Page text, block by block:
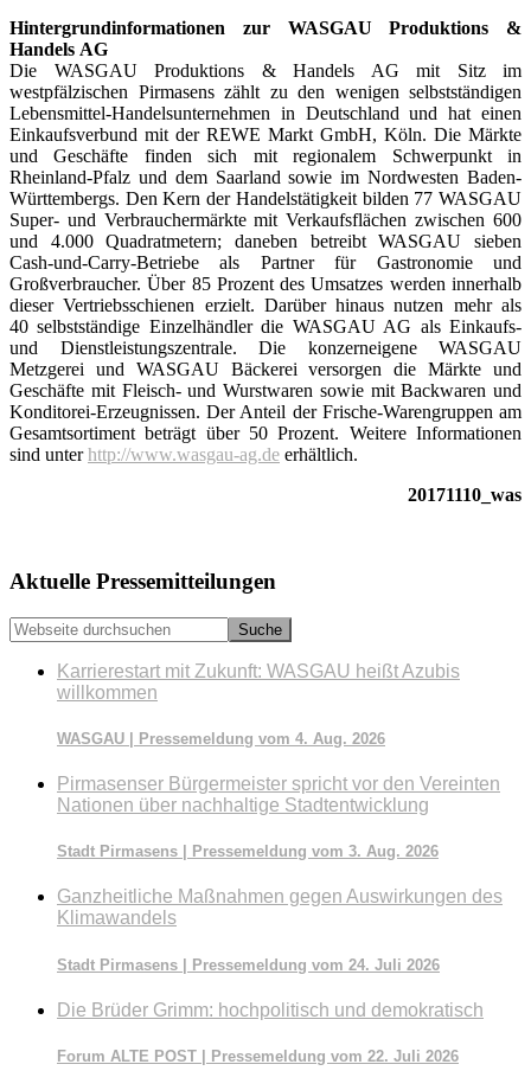
Hintergrundinformationen zur WASGAU Produktions &
Handels AG
Die WASGAU Produktions & Handels AG mit Sitz im
westpfälzischen Pirmasens zählt zu den wenigen selbstständigen
Lebensmittel-Handelsunternehmen in Deutschland und hat einen
Einkaufsverbund mit der REWE Markt GmbH, Köln. Die Märkte
und Geschäfte finden sich mit regionalem Schwerpunkt in
Rheinland-Pfalz und dem Saarland sowie im Nordwesten Baden-
Württembergs. Den Kern der Handelstätigkeit bilden 77 WASGAU
Super- und Verbrauchermärkte mit Verkaufsflächen zwischen 600
und 4.000 Quadratmetern; daneben betreibt WASGAU sieben
Cash-und-Carry-Betriebe als Partner für Gastronomie und
Großverbraucher. Über 85 Prozent des Umsatzes werden innerhalb
dieser Vertriebsschienen erzielt. Darüber hinaus nutzen mehr als
40 selbstständige Einzelhändler die WASGAU AG als Einkaufs-
und Dienstleistungszentrale. Die konzerneigene WASGAU
Metzgerei und WASGAU Bäckerei versorgen die Märkte und
Geschäfte mit Fleisch- und Wurstwaren sowie mit Backwaren und
Konditorei-Erzeugnissen. Der Anteil der Frische-Warengruppen am
Gesamtsortiment beträgt über 50 Prozent. Weitere Informationen
sind unterhttp://www.wasgau-ag.de erhältlich.
20171110_was
Seitenspalte
Aktuelle Pressemitteilungen
Webseite
durchsuchen
Karrierestart mit Zukunft: WASGAU heißt Azubis
willkommen
WASGAU | Pressemeldung vom 4. Aug. 2026
Pirmasenser Bürgermeister spricht vor den Vereinten
Nationen über nachhaltige Stadtentwicklung
Stadt Pirmasens | Pressemeldung vom 3. Aug. 2026
Ganzheitliche Maßnahmen gegen Auswirkungen des
Klimawandels
Stadt Pirmasens | Pressemeldung vom 24. Juli 2026
Die Brüder Grimm: hochpolitisch und demokratisch
Forum ALTE POST | Pressemeldung vom 22. Juli 2026